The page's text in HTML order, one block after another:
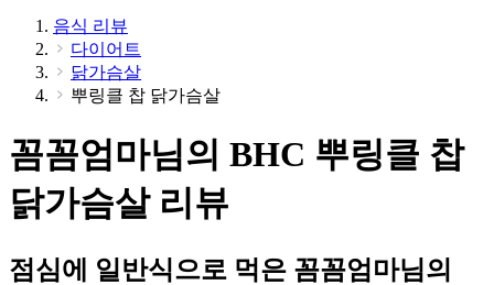
음식 리뷰
다이어트
닭가슴살
뿌링클 찹 닭가슴살
꼼꼼엄마님의 BHC 뿌링클 찹
닭가슴살 리뷰
점심에 일반식으로 먹은 꼼꼼엄마님의